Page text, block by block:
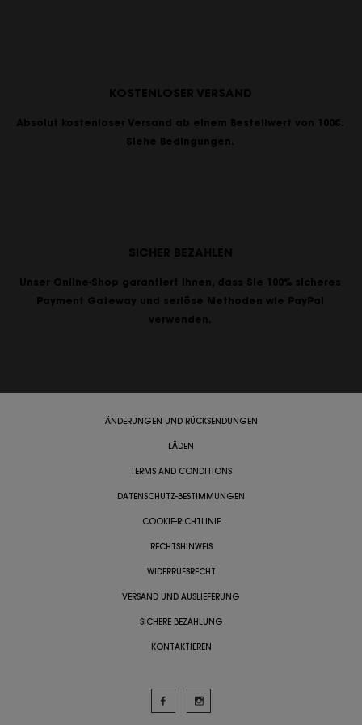
KOSTENLOSER VERSAND
Absolut kostenloser Versand ab einem Bestellwert von 100€.
Siehe Bedingungen.
SICHER BEZAHLEN
Unser Online-Shop garantiert Ihnen, dass Sie 100% sicheres
Payment Gateway und seriöse Methoden wie PayPal
verwenden.
ÄNDERUNGEN UND RÜCKSENDUNGEN
LÄDEN
TERMS AND CONDITIONS
DATENSCHUTZ-BESTIMMUNGEN
COOKIE-RICHTLINIE
RECHTSHINWEIS
WIDERRUFSRECHT
VERSAND UND AUSLIEFERUNG
SICHERE BEZAHLUNG
KONTAKTIEREN